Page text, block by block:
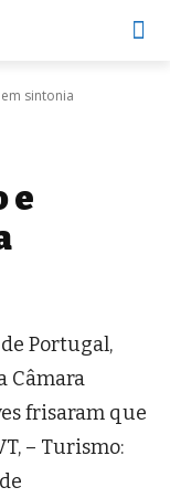
sintonia
e
Portugal,
Câmara
frisaram que
– Turismo: